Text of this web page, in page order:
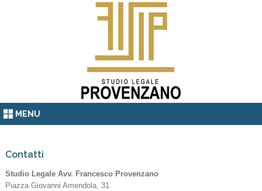
MENU
Contatti
Studio Legale Avv. Francesco Provenzano
Piazza Giovanni Amendola, 31